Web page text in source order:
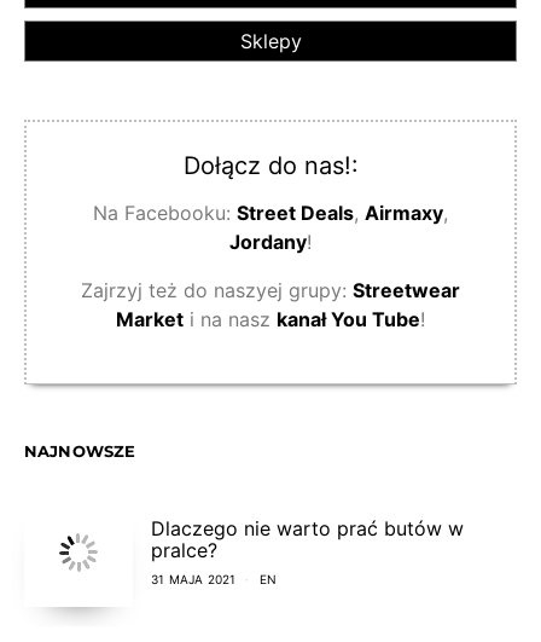
Sklepy
Dołącz do nas!:
Na Facebooku: Street Deals, Airmaxy,
Jordany!
Zajrzyj też do naszyej grupy: Streetwear
Market i na nasz kanał You Tube!
NAJNOWSZE
Dlaczego nie warto prać butów w
pralce?
31 MAJA 2021 EN